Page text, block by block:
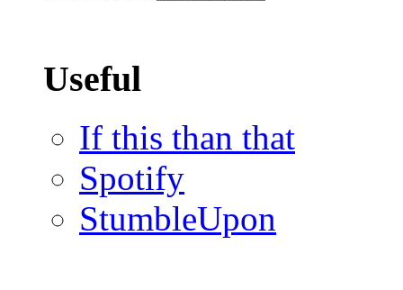
Useful
If this than that
Spotify
StumbleUpon